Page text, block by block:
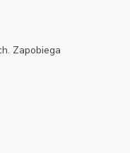
Zapobiega